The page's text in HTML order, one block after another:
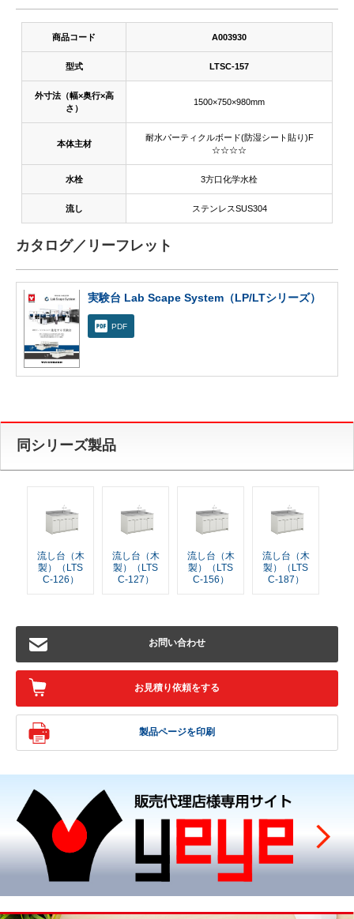
商品コード A003930
型式 LTSC-157
外寸法（幅×奥行×高
さ）
1500×750×980mm
本体主材
耐水パーティクルボード(防湿シート貼り)F
☆☆☆☆
水栓 3方口化学水栓
流し ステンレスSUS304
カタログ／リーフレット
実験台 Lab Scape System（LP/LTシリーズ）
PDF
同シリーズ製品
流し台（木
製）（LTS
C-126）
流し台（木
製）（LTS
C-127）
流し台（木
製）（LTS
C-156）
流し台（木
製）（LTS
C-187）
お問い合わせ
お見積り依頼をする
製品ページを印刷